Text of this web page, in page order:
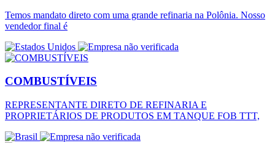
Temos mandato direto com uma grande refinaria na Polônia. Nosso
vendedor final é
COMBUSTÍVEIS
REPRESENTANTE DIRETO DE REFINARIA E
PROPRIETÁRIOS DE PRODUTOS EM TANQUE FOB TTT,